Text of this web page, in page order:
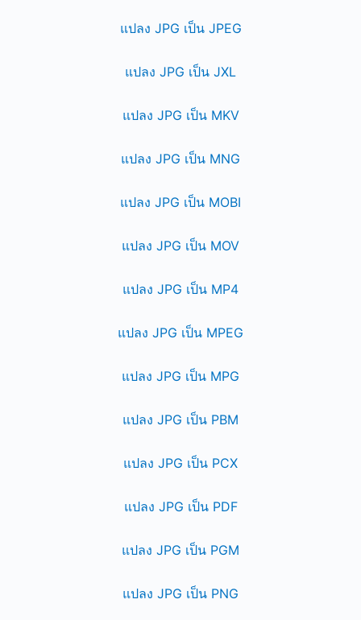
แปลง JPG เป็น JPEG
แปลง JPG เป็น JXL
แปลง JPG เป็น MKV
แปลง JPG เป็น MNG
แปลง JPG เป็น MOBI
แปลง JPG เป็น MOV
แปลง JPG เป็น MP4
แปลง JPG เป็น MPEG
แปลง JPG เป็น MPG
แปลง JPG เป็น PBM
แปลง JPG เป็น PCX
แปลง JPG เป็น PDF
แปลง JPG เป็น PGM
แปลง JPG เป็น PNG